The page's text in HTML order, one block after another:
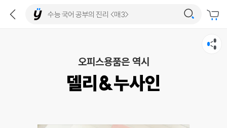
오피스용품은 역시
델리&누사인